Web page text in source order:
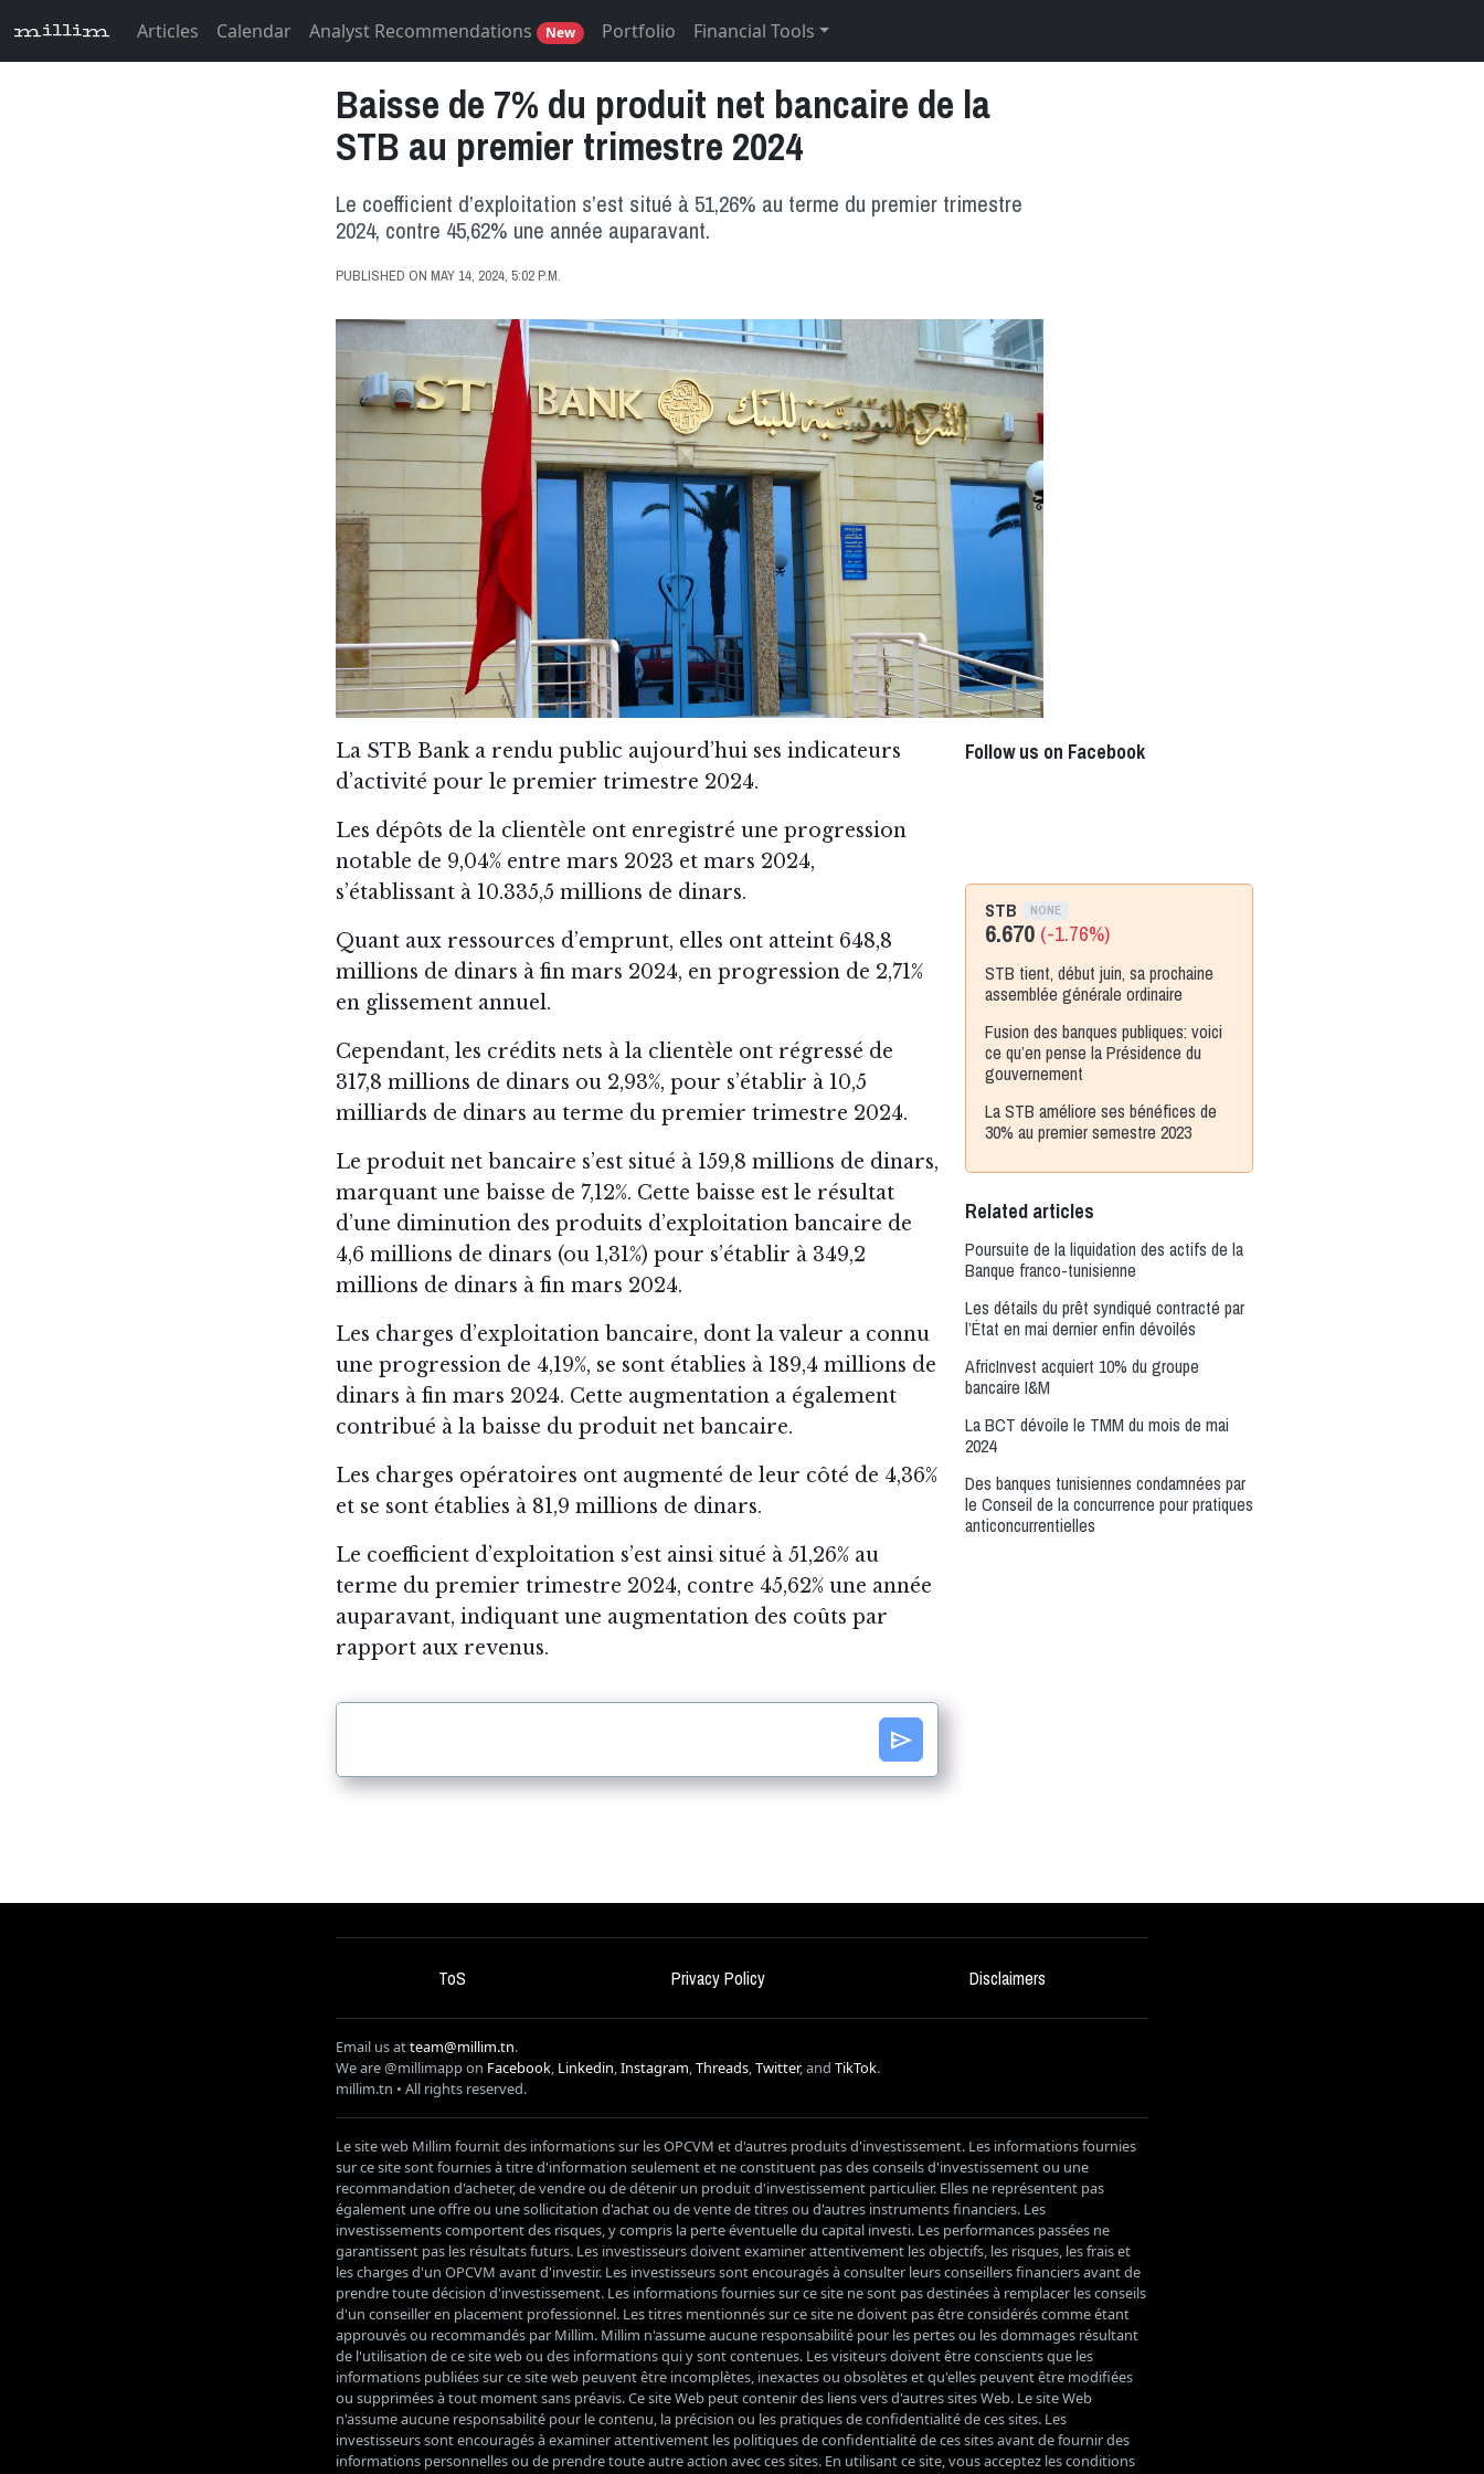
millim Articles Calendar Analyst Recommendations New Portfolio Financial Tools
Baisse de 7% du produit net bancaire de la
STB au premier trimestre 2024
Le coefficient d’exploitation s’est situé à 51,26% au terme du premier trimestre
2024, contre 45,62% une année auparavant.
PUBLISHED ON MAY 14, 2024, 5:02 P.M.
La STB Bank a rendu public aujourd’hui ses indicateurs
d’activité pour le premier trimestre 2024.
Les dépôts de la clientèle ont enregistré une progression
notable de 9,04% entre mars 2023 et mars 2024,
s’établissant à 10.335,5 millions de dinars.
Quant aux ressources d’emprunt, elles ont atteint 648,8
millions de dinars à fin mars 2024, en progression de 2,71%
en glissement annuel.
Cependant, les crédits nets à la clientèle ont régressé de
317,8 millions de dinars ou 2,93%, pour s’établir à 10,5
milliards de dinars au terme du premier trimestre 2024.
Le produit net bancaire s’est situé à 159,8 millions de dinars,
marquant une baisse de 7,12%. Cette baisse est le résultat
d’une diminution des produits d’exploitation bancaire de
4,6 millions de dinars (ou 1,31%) pour s’établir à 349,2
millions de dinars à fin mars 2024.
Les charges d’exploitation bancaire, dont la valeur a connu
une progression de 4,19%, se sont établies à 189,4 millions de
dinars à fin mars 2024. Cette augmentation a également
contribué à la baisse du produit net bancaire.
Les charges opératoires ont augmenté de leur côté de 4,36%
et se sont établies à 81,9 millions de dinars.
Le coefficient d’exploitation s’est ainsi situé à 51,26% au
terme du premier trimestre 2024, contre 45,62% une année
auparavant, indiquant une augmentation des coûts par
rapport aux revenus.
send
Follow us on Facebook
STB NONE
6.670 (-1.76%)
STB tient, début juin, sa prochaine
assemblée générale ordinaire
Fusion des banques publiques: voici
ce qu’en pense la Présidence du
gouvernement
La STB améliore ses bénéfices de
30% au premier semestre 2023
Related articles
Poursuite de la liquidation des actifs de la
Banque franco-tunisienne
Les détails du prêt syndiqué contracté par
l’État en mai dernier enfin dévoilés
AfricInvest acquiert 10% du groupe
bancaire I&M
La BCT dévoile le TMM du mois de mai
2024
Des banques tunisiennes condamnées par
le Conseil de la concurrence pour pratiques
anticoncurrentielles
ToS Privacy Policy Disclaimers
Email us atteam@millim.tn.
We are @millimapp on Facebook Linkedin Instagram Threads Twitter, and TikTok.
millim.tn • All rights reserved.
Le site web Millim fournit des informations sur les OPCVM et d'autres produits d'investissement. Les informations fournies
sur ce site sont fournies à titre d'information seulement et ne constituent pas des conseils d'investissement ou une
recommandation d'acheter, de vendre ou de détenir un produit d'investissement particulier. Elles ne représentent pas
également une offre ou une sollicitation d'achat ou de vente de titres ou d'autres instruments financiers. Les
investissements comportent des risques, y compris la perte éventuelle du capital investi. Les performances passées ne
garantissent pas les résultats futurs. Les investisseurs doivent examiner attentivement les objectifs, les risques, les frais et
les charges d'un OPCVM avant d'investir. Les investisseurs sont encouragés à consulter leurs conseillers financiers avant de
prendre toute décision d'investissement. Les informations fournies sur ce site ne sont pas destinées à remplacer les conseils
d'un conseiller en placement professionnel. Les titres mentionnés sur ce site ne doivent pas être considérés comme étant
approuvés ou recommandés par Millim. Millim n'assume aucune responsabilité pour les pertes ou les dommages résultant
de l'utilisation de ce site web ou des informations qui y sont contenues. Les visiteurs doivent être conscients que les
informations publiées sur ce site web peuvent être incomplètes, inexactes ou obsolètes et qu'elles peuvent être modifiées
ou supprimées à tout moment sans préavis. Ce site Web peut contenir des liens vers d'autres sites Web. Le site Web
n'assume aucune responsabilité pour le contenu, la précision ou les pratiques de confidentialité de ces sites. Les
investisseurs sont encouragés à examiner attentivement les politiques de confidentialité de ces sites avant de fournir des
informations personnelles ou de prendre toute autre action avec ces sites. En utilisant ce site, vous acceptez les conditions